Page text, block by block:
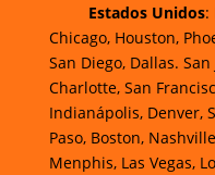
Estados Unidos:
Chicago, Houston,
San Diego, Dallas.
Charlotte, San
Indianápolis, Denver,
Paso, Boston,
Menphis, Las Vegas,